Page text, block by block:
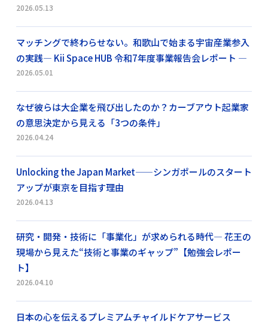
2026.05.13
マッチングで終わらせない。和歌山で始まる宇宙産業参入
の実践― Kii Space HUB 令和7年度事業報告会レポート ―
2026.05.01
なぜ彼らは大企業を飛び出したのか？カーブアウト起業家
の意思決定から見える「3つの条件」
2026.04.24
Unlocking the Japan Market——シンガポールのスタート
アップが東京を目指す理由
2026.04.13
研究・開発・技術に「事業化」が求められる時代― 花王の
現場から見えた“技術と事業のギャップ”【勉強会レポー
ト】
2026.04.10
日本の心を伝えるプレミアムチャイルドケアサービス